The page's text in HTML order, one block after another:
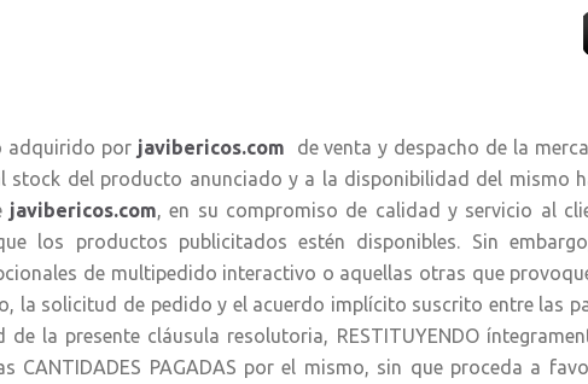
por javibericos.com
de venta y despacho de la
stock del producto anunciado y a la disponibilidad del mismo
javibericos.com, en su compromiso de calidad y servicio al
los productos publicitados estén disponibles. Sin
de multipedido interactivo o aquellas otras que
la solicitud de pedido y el acuerdo implícito suscrito entre las
la presente cláusula resolutoria, RESTITUYENDO
CANTIDADES PAGADAS por el mismo, sin que proceda a